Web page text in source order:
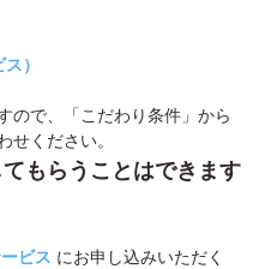
）
ので、「こだわり条件」から
せください。
もらうことはできます
ビス にお申し込みいただく